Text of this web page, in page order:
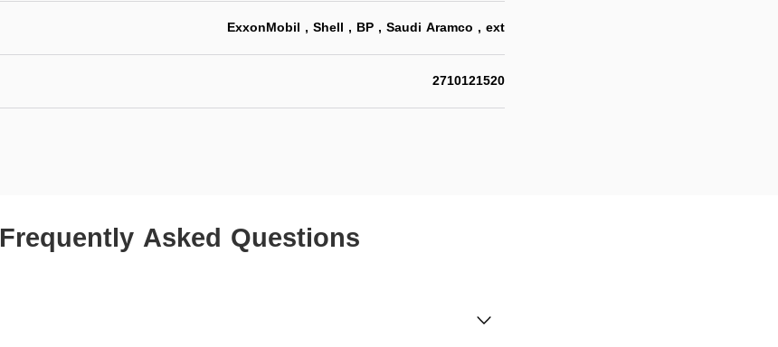
ExxonMobil , Shell , BP , Saudi Aramco , ext
2710121520
Frequently Asked Questions